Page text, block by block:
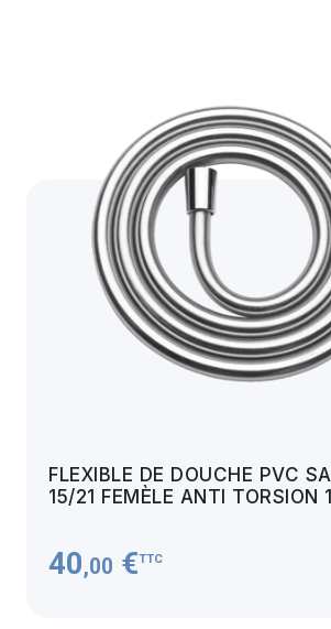
FLEXIBLE DE DOUCHE PVC
15/21 FEMÈLE ANTI TORSION
40,00 €TTC